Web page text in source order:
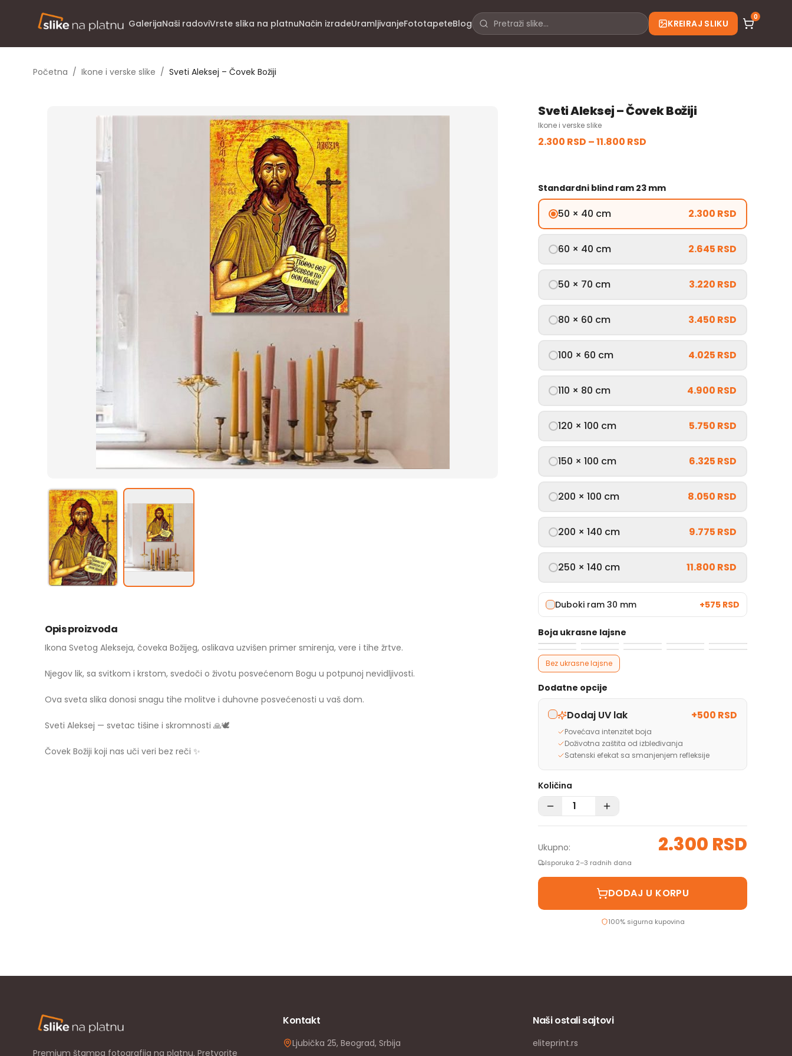
GalerijaNaši radoviVrste slika na platnuNačin izradeUramljivanjeFototapeteBlog KREIRAJ SLIKU
0
Početna / Ikone i verske slike / Sveti Aleksej – Čovek Božiji
Opis proizvoda
Ikona Svetog Alekseja, čoveka Božijeg, oslikava uzvišen primer smirenja, vere i tihe žrtve.
Njegov lik, sa svitkom i krstom, svedoči o životu posvećenom Bogu u potpunoj nevidljivosti.
Ova sveta slika donosi snagu tihe molitve i duhovne posvećenosti u vaš dom.
Sveti Aleksej — svetac tišine i skromnosti 🙏🕊️
Čovek Božiji koji nas uči veri bez reči ✨
Sveti Aleksej – Čovek Božiji
Ikone i verske slike
2.300 RSD –11.800 RSD
Standardni blind ram 23 mm
50 × 40 cm 2.300 RSD
60 × 40 cm 2.645 RSD
50 × 70 cm 3.220 RSD
80 × 60 cm 3.450 RSD
100 × 60 cm 4.025 RSD
110 × 80 cm 4.900 RSD
120 × 100 cm 5.750 RSD
150 × 100 cm 6.325 RSD
200 × 100 cm 8.050 RSD
200 × 140 cm 9.775 RSD
250 × 140 cm 11.800 RSD
Duboki ram 30 mm +575 RSD
Boja ukrasne lajsne
Bez ukrasne lajsne
Dodatne opcije
Dodaj UV lak +500 RSD
Povećava intenzitet boja
Doživotna zaštita od izbleđivanja
Satenski efekat sa smanjenjem refleksije
Količina
Ukupno: 2.300 RSD
Isporuka 2–3 radnih dana
DODAJ U KORPU
100% sigurna kupovina
Premium štampa fotografija na platnu. Pretvorite
Kontakt
Ljubička 25, Beograd, Srbija
Naši ostali sajtovi
eliteprint.rs